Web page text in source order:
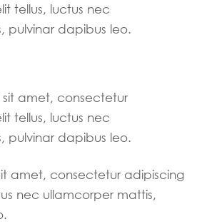
tellus, luctus nec
pulvinar dapibus leo.
sit amet, consectetur
tellus, luctus nec
pulvinar dapibus leo.
amet, consectetur adipiscing
nec ullamcorper mattis,